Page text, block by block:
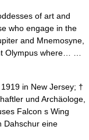
of art and
who engage in the
and Mnemosyne,
Olympus where… …
in New Jersey; †
und Archäologe,
Falcon s Wing
Dahschur eine